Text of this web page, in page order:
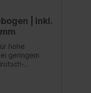
| inkl.
hohe
geringem